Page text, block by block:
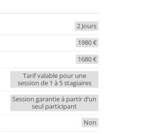
2 Jours
1980 €
1680 €
Tarif valable pour une
session de 1 à 5 stagiaires
Session garantie à partir d’un
seul participant
Non